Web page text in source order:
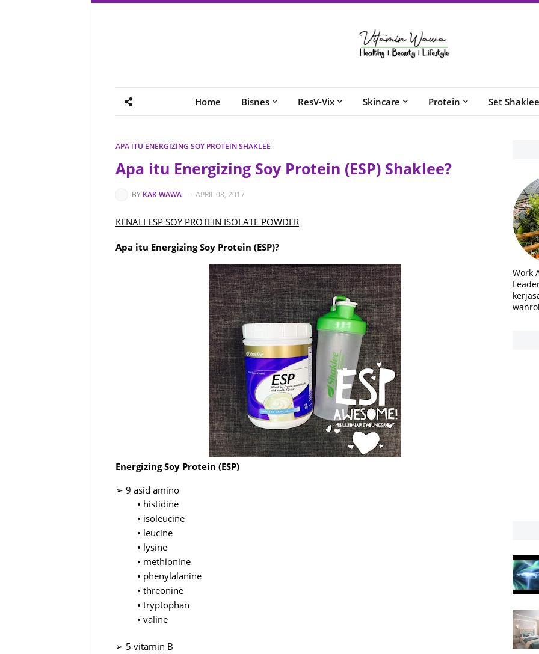
Home Bisnes ResV-Vix Skincare Protein Set Shaklee
APA ITU ENERGIZING SOY PROTEIN SHAKLEE
Apa itu Energizing Soy Protein (ESP) Shaklee?
BY KAK WAWA - APRIL 08, 2017
KENALI ESP SOY PROTEIN ISOLATE POWDER
Apa itu Energizing Soy Protein (ESP)?
Energizing Soy Protein (ESP)
➢ 9 asid amino
• histidine
• isoleucine
• leucine
• lysine
• methionine
• phenylalanine
• threonine
• tryptophan
• valine
➢ 5 vitamin B
Work